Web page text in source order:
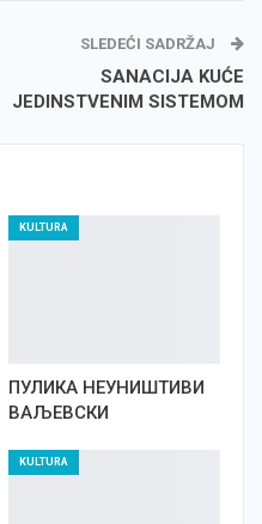
SLEDEĆI SADRŽAJ
SANACIJA KUĆE
JEDINSTVENIM SISTEMOM
KULTURA
ПУЛИКА НЕУНИШТИВИ
ВАЉЕВСКИ
KULTURA